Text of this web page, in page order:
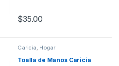
$35.00
Caricia, Hogar
Toalla de Manos Caricia